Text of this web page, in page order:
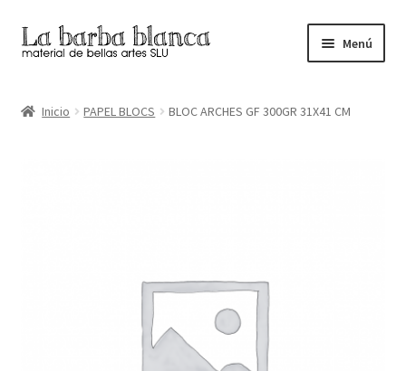
Ir
a
navegación
Ir
al
Menú
Inicio PAPEL BLOCS BLOC ARCHES GF 300GR 31X41 CM